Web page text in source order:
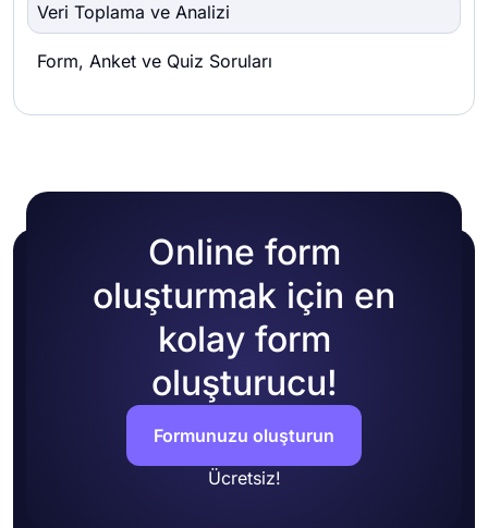
Veri Toplama ve Analizi
Form, Anket ve Quiz Soruları
Online form
oluşturmak için en
kolay form
oluşturucu!
Formunuzu oluşturun
Ücretsiz!